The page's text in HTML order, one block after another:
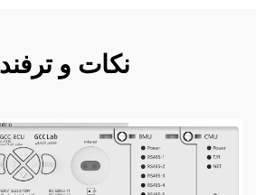
نکات و